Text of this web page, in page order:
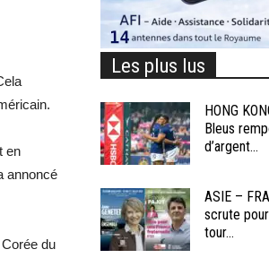
en
annoncé
du
Les plus lus
HONG
Bleus
d’argent...
ASIE –
scrute
tour...